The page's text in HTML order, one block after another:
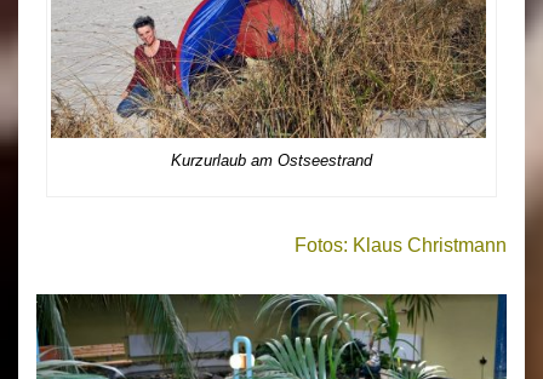
Kurzurlaub am Ostseestrand
Fotos: Klaus Christmann